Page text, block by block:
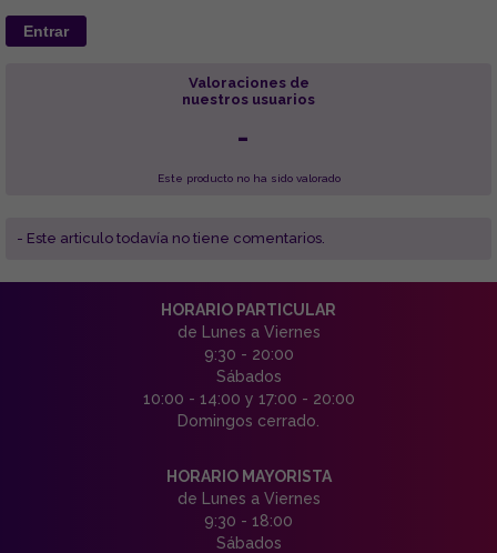
Entrar
Valoraciones de
nuestros usuarios
-
Este producto no ha sido valorado
- Este articulo todavía no tiene comentarios.
HORARIO PARTICULAR
de Lunes a Viernes
9:30 - 20:00
Sábados
10:00 - 14:00 y 17:00 - 20:00
Domingos cerrado.
HORARIO MAYORISTA
de Lunes a Viernes
9:30 - 18:00
Sábados